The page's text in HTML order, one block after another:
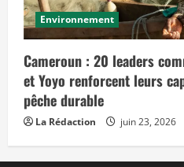
Environnement
Cameroun : 20 leaders
et Yoyo renforcent leurs
pêche durable
La Rédaction juin 23, 2026